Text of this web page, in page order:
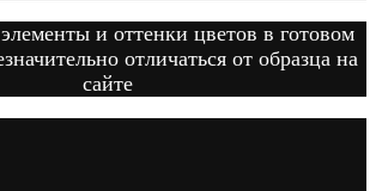
и оттенки цветов в готовом
отличаться от образца на
сайте